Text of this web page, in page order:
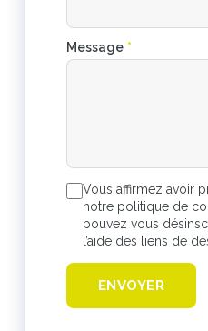
Message *
Vous affirmez avoir
notre politique de
pouvez vous
l’aide des liens de
ENVOYER